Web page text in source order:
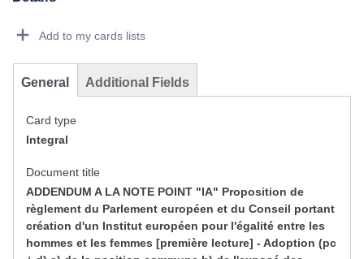
Add to my cards lists
General Additional Fields
Card type
Integral
Document title
ADDENDUM A LA NOTE POINT "IA" Proposition de
règlement du Parlement européen et du Conseil portant
création d'un Institut européen pour l'égalité entre les
hommes et les femmes [première lecture] - Adoption (pc